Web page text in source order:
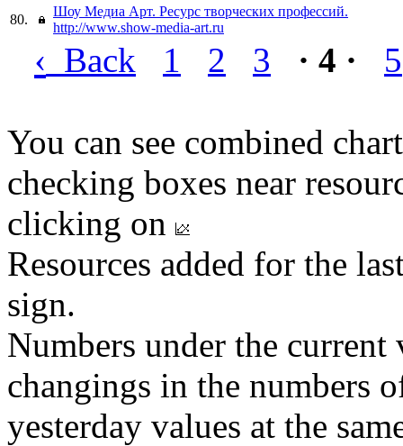
80.
Шоу Медиа Арт. Ресурс творческих профессий.
http://www.show-media-art.ru
‹ Back 1 2 3 · 4 · 5
You can see combined
checking boxes near
clicking on
Resources added for the
sign.
Numbers under the
changings in the numbers
yesterday values at the